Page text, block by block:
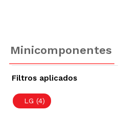
Minicomponentes
LG (4)